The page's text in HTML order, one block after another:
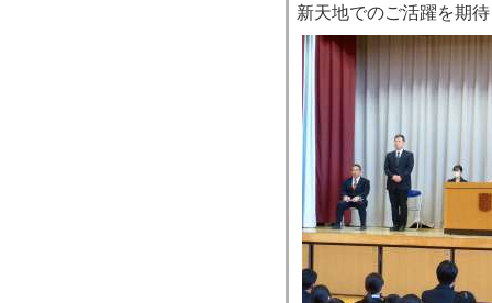
新天地でのご活躍を期